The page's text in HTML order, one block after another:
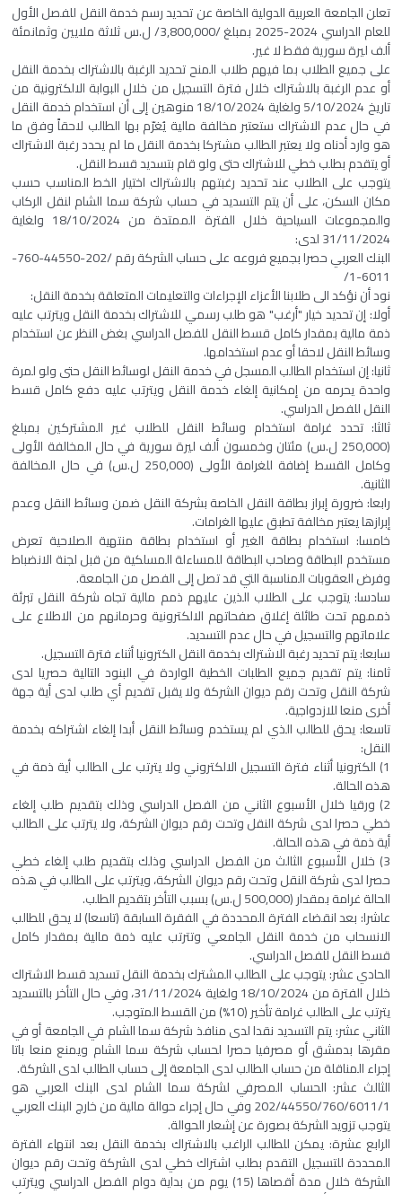
تعلن الجامعة العربية الدولية الخاصة عن تحديد رسم خدمة النقل للفصل الأول
للعام الدراسي 2024-2025 بمبلغ /3,800,000/ ل.س ثلاثة ملايين وثمانمئة
ألف ليرة سورية فقط لا غير.
على جميع الطلاب بما فيهم طلاب المنح تحديد الرغبة بالاشتراك بخدمة النقل
أو عدم الرغبة بالاشتراك خلال فترة التسجيل من خلال البوابة الالكترونية من
تاريخ 5/10/2024 ولغاية 18/10/2024 منوهين إلى أن استخدام خدمة النقل
في حال عدم الاشتراك ستعتبر مخالفة مالية يُغرّم بها الطالب لاحقاً وفق ما
هو وارد أدناه ولا يعتبر الطالب مشتركا بخدمة النقل ما لم يحدد رغبة الاشتراك
أو يتقدم بطلب خطي للاشتراك حتى ولو قام بتسديد قسط النقل.
يتوجب على الطلاب عند تحديد رغبتهم بالاشتراك اختيار الخط المناسب حسب
مكان السكن، على أن يتم التسديد في حساب شركة سما الشام لنقل الركاب
والمجموعات السياحية خلال الفترة الممتدة من 18/10/2024 ولغاية
31/11/2024 لدى:
البنك العربي حصرا بجميع فروعه على حساب الشركة رقم /202-44550-760-
6011-1/
نود أن نؤكد الى طلابنا الأعزاء الإجراءات والتعليمات المتعلقة بخدمة النقل:
أولا: إن تحديد خيار "أرغب" هو طلب رسمي للاشتراك بخدمة النقل ويترتب عليه
ذمة مالية بمقدار كامل قسط النقل للفصل الدراسي بغض النظر عن استخدام
وسائط النقل لاحقا أو عدم استخدامها.
ثانيا: إن استخدام الطالب المسجل في خدمة النقل لوسائط النقل حتى ولو لمرة
واحدة يحرمه من إمكانية إلغاء خدمة النقل ويترتب عليه دفع كامل قسط
النقل للفصل الدراسي.
ثالثا: تحدد غرامة استخدام وسائط النقل للطلاب غير المشتركين بمبلغ
(250,000 ل.س) مئتان وخمسون ألف ليرة سورية في حال المخالفة الأولى
وكامل القسط إضافة للغرامة الأولى (250,000 ل.س) في حال المخالفة
الثانية.
رابعا: ضرورة إبراز بطاقة النقل الخاصة بشركة النقل ضمن وسائط النقل وعدم
إبرازها يعتبر مخالفة تطبق عليها الغرامات.
خامسا: استخدام بطاقة الغير أو استخدام بطاقة منتهية الصلاحية تعرض
مستخدم البطاقة وصاحب البطاقة للمساءلة المسلكية من قبل لجنة الانضباط
وفرض العقوبات المناسبة التي قد تصل إلى الفصل من الجامعة.
سادسا: يتوجب على الطلاب الذين عليهم ذمم مالية تجاه شركة النقل تبرئة
ذممهم تحت طائلة إغلاق صفحاتهم الالكترونية وحرمانهم من الاطلاع على
علاماتهم والتسجيل في حال عدم التسديد.
سابعا: يتم تحديد رغبة الاشتراك بخدمة النقل الكترونيا أثناء فترة التسجيل.
ثامنا: يتم تقديم جميع الطلبات الخطية الواردة في البنود التالية حصريا لدى
شركة النقل وتحت رقم ديوان الشركة ولا يقبل تقديم أي طلب لدى أية جهة
أخرى منعا للازدواجية.
تاسعا: يحق للطالب الذي لم يستخدم وسائط النقل أبدا إلغاء اشتراكه بخدمة
النقل:
1) الكترونيا أثناء فترة التسجيل الالكتروني ولا يترتب على الطالب أية ذمة في
هذه الحالة.
2) ورقيا خلال الأسبوع الثاني من الفصل الدراسي وذلك بتقديم طلب إلغاء
خطي حصرا لدى شركة النقل وتحت رقم ديوان الشركة، ولا يترتب على الطالب
أية ذمة في هذه الحالة.
3) خلال الأسبوع الثالث من الفصل الدراسي وذلك بتقديم طلب إلغاء خطي
حصرا لدى شركة النقل وتحت رقم ديوان الشركة، ويترتب على الطالب في هذه
الحالة غرامة بمقدار (500,000 ل.س) بسبب التأخر بتقديم الطلب.
عاشرا: بعد انقضاء الفترة المحددة في الفقرة السابقة (تاسعا) لا يحق للطالب
الانسحاب من خدمة النقل الجامعي وتترتب عليه ذمة مالية بمقدار كامل
قسط النقل للفصل الدراسي.
الحادي عشر: يتوجب على الطالب المشترك بخدمة النقل تسديد قسط الاشتراك
خلال الفترة من 18/10/2024 ولغاية 31/11/2024، وفي حال التأخر بالتسديد
يترتب على الطالب غرامة تأخير (10%) من القسط المتوجب.
الثاني عشر: يتم التسديد نقدا لدى منافذ شركة سما الشام في الجامعة أو في
مقرها بدمشق أو مصرفيا حصرا لحساب شركة سما الشام ويمنع منعا باتا
إجراء المناقلة من حساب الطالب لدى الجامعة إلى حساب الطالب لدى الشركة.
الثالث عشر: الحساب المصرفي لشركة سما الشام لدى البنك العربي هو
202/44550/760/6011/1 وفي حال إجراء حوالة مالية من خارج البنك العربي
يتوجب تزويد الشركة بصورة عن إشعار الحوالة.
الرابع عشرة: يمكن للطالب الراغب بالاشتراك بخدمة النقل بعد انتهاء الفترة
المحددة للتسجيل التقدم بطلب اشتراك خطي لدى الشركة وتحت رقم ديوان
الشركة خلال مدة أقصاها (15) يوم من بداية دوام الفصل الدراسي ويترتب